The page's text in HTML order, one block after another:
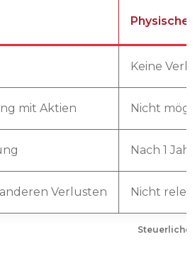
Steuerliche
Keine
mit Aktien Nicht
Nach 1
Verlusten Nicht